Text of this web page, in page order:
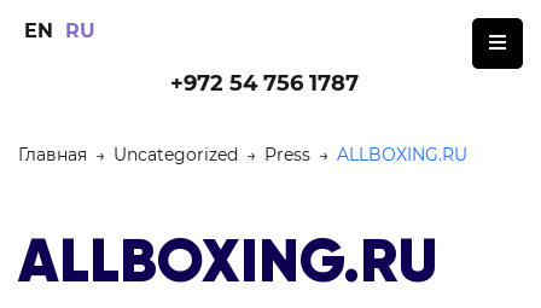
+972 54 756 1787
EN RU
Главная → Uncategorized → Press → ALLBOXING.RU
ALLBOXING.RU